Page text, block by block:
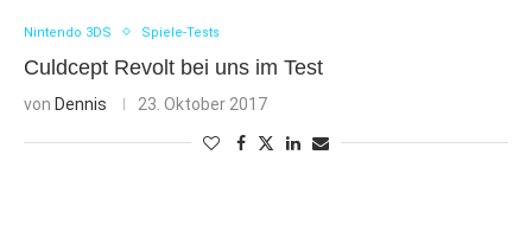
Nintendo 3DS Spiele-Tests
Culdcept Revolt bei uns im Test
von Dennis 23. Oktober 2017